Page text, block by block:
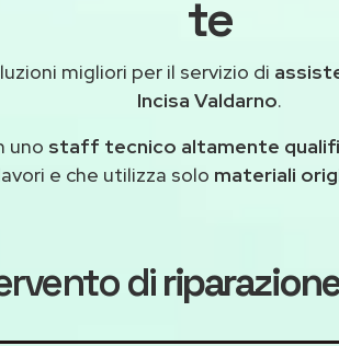
te
migliori per il servizio di
Incisa Valdarno.
uno staff tecnico altamente
e che utilizza solo materiali
di